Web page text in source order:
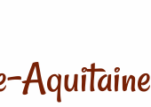
Aquitaine